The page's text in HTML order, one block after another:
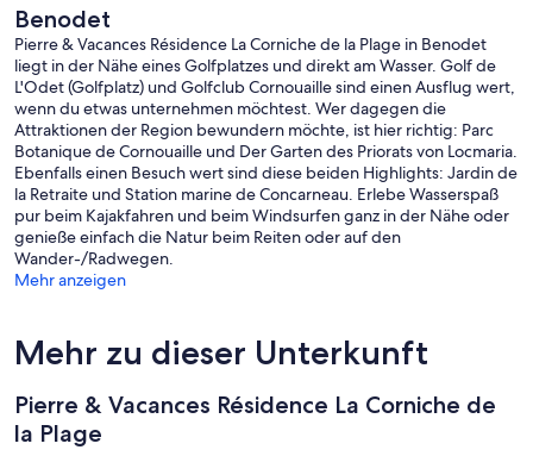
Benodet
Pierre & Vacances Résidence La Corniche de la Plage in Benodet
liegt in der Nähe eines Golfplatzes und direkt am Wasser. Golf de
L'Odet (Golfplatz) und Golfclub Cornouaille sind einen Ausflug wert,
wenn du etwas unternehmen möchtest. Wer dagegen die
Attraktionen der Region bewundern möchte, ist hier richtig: Parc
Botanique de Cornouaille und Der Garten des Priorats von Locmaria.
Ebenfalls einen Besuch wert sind diese beiden Highlights: Jardin de
la Retraite und Station marine de Concarneau. Erlebe Wasserspaß
pur beim Kajakfahren und beim Windsurfen ganz in der Nähe oder
genieße einfach die Natur beim Reiten oder auf den
Wander-/Radwegen.
Mehr anzeigen
Mehr zu dieser Unterkunft
Pierre & Vacances Résidence La Corniche de
la Plage